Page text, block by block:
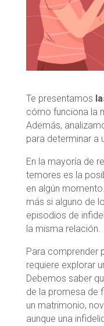
Te presentamos
cómo funciona la
Además,
para determinar a
En la mayoría de
temores es la
en algún
más si alguno de
episodios de
la misma relación.
Para comprender
requiere explorar
Debemos saber
de la promesa de
un matrimonio,
aunque una